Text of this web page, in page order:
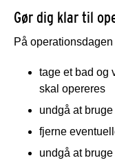
Gør dig klar til
På
tage et bad og
skal opereres
undgå at
fjerne
undgå at